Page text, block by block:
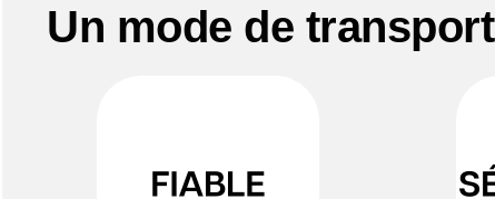
Un mode de transport